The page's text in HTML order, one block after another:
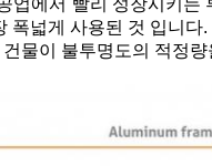
에서 빨리 성장시키는
폭넓게 사용된 것 입니다.
물이 불투명도의 적정